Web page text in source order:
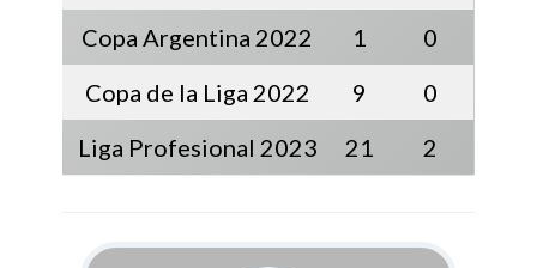
Copa Argentina 2022
1
0
Copa de la Liga 2022
9
0
Liga Profesional 2023
21 2